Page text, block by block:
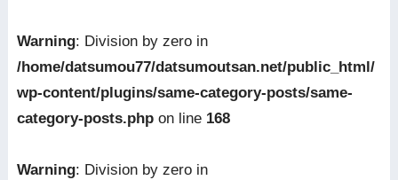
Warning: Division by zero in
/home/datsumou77/datsumoutsan.net/public_html/
wp-content/plugins/same-category-posts/same-
category-posts.phpon line 168
Warning: Division by zero in